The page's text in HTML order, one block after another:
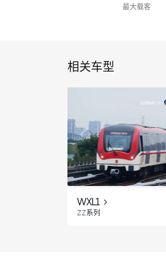
最大载客
相关车型
WXL1
ZZ系列